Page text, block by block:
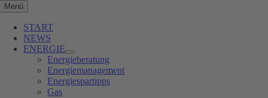
Menü
START
NEWS
ENERGIE
Energieberatung
Energiemanagement
Energiespartipps
Gas